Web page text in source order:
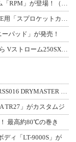
パッド」が発売！
TR27」がカスタムジ
最高約80℃の巻き
ディ「LT-9000S」が